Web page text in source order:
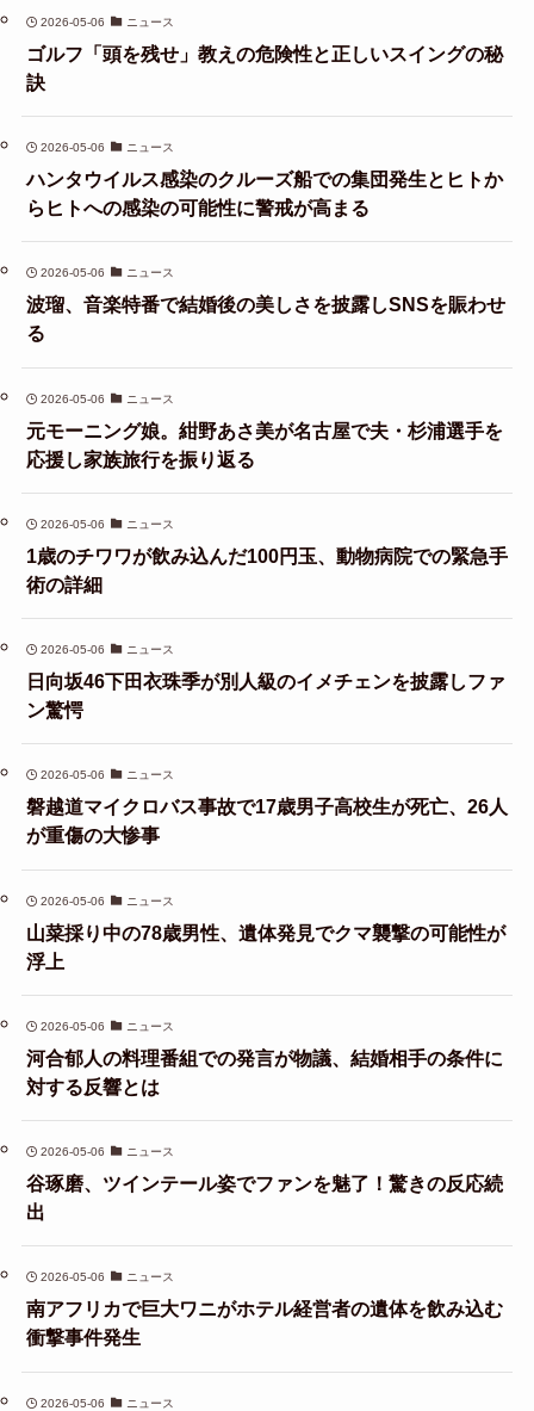
2026-05-06 ニュース
ゴルフ「頭を残せ」教えの危険性と正しいスイングの秘
訣
2026-05-06 ニュース
ハンタウイルス感染のクルーズ船での集団発生とヒトか
らヒトへの感染の可能性に警戒が高まる
2026-05-06 ニュース
波瑠、音楽特番で結婚後の美しさを披露しSNSを賑わせ
る
2026-05-06 ニュース
元モーニング娘。紺野あさ美が名古屋で夫・杉浦選手を
応援し家族旅行を振り返る
2026-05-06 ニュース
1歳のチワワが飲み込んだ100円玉、動物病院での緊急手
術の詳細
2026-05-06 ニュース
日向坂46下田衣珠季が別人級のイメチェンを披露しファ
ン驚愕
2026-05-06 ニュース
磐越道マイクロバス事故で17歳男子高校生が死亡、26人
が重傷の大惨事
2026-05-06 ニュース
山菜採り中の78歳男性、遺体発見でクマ襲撃の可能性が
浮上
2026-05-06 ニュース
河合郁人の料理番組での発言が物議、結婚相手の条件に
対する反響とは
2026-05-06 ニュース
谷琢磨、ツインテール姿でファンを魅了！驚きの反応続
出
2026-05-06 ニュース
南アフリカで巨大ワニがホテル経営者の遺体を飲み込む
衝撃事件発生
2026-05-06 ニュース